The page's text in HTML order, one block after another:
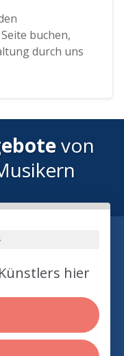
buchen,
durch uns
von
hier